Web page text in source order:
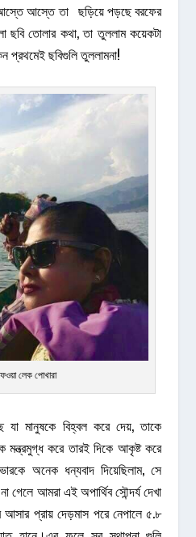
আস্তে তা ছড়িয়ে পড়ছে বরফের
ছবি তোলার কথা, তা তুললাম কয়েকটা
প্রথমেই ছবিগুলি তুললামনা!
লেক পোখারা
মানুষকে বিহ্বল করে দেয়, তাকে
মন্ত্রমুগ্ধ করে তারই দিকে আকৃষ্ট করে
অনেক ধন্যবাদ দিয়েছিলাম, সে
গেলে আমরা এই অপার্থিব সৌন্দর্য দেখা
প্রায় দেড়মাস পরে নেপালে ৫.৮